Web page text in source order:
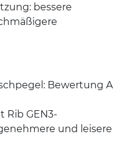
bessere
Bewertung A
Rib GEN3-
und leisere